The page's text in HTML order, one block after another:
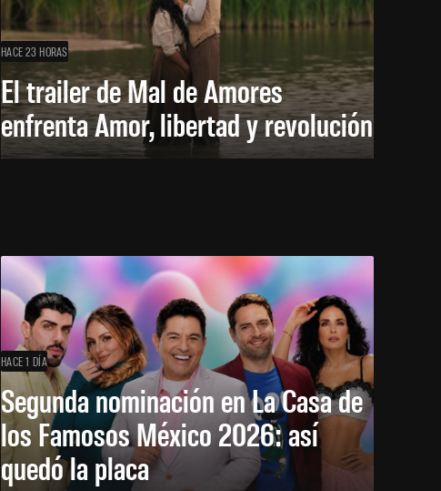
HACE 23 HORAS
El trailer de Mal de Amores
enfrenta Amor, libertad y revolución
HACE 1 DÍA
Segunda nominación en La Casa de
los Famosos México 2026: así
quedó la placa